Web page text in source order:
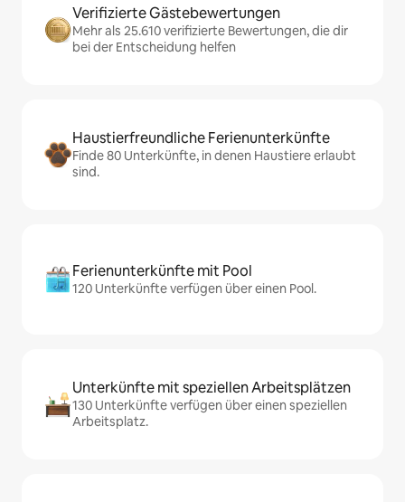
Verifizierte Gästebewertungen
Mehr als 25.610 verifizierte Bewertungen, die dir
bei der Entscheidung helfen
Haustierfreundliche Ferienunterkünfte
Finde 80 Unterkünfte, in denen Haustiere erlaubt
sind.
Ferienunterkünfte mit Pool
120 Unterkünfte verfügen über einen Pool.
Unterkünfte mit speziellen Arbeitsplätzen
130 Unterkünfte verfügen über einen speziellen
Arbeitsplatz.